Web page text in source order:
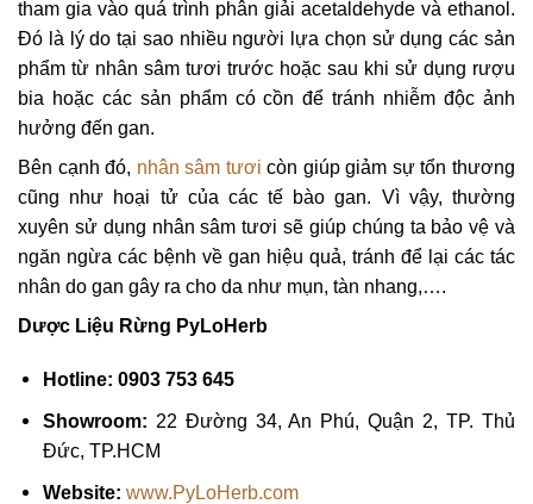
tham gia vào quá trình phân giải acetaldehyde và ethanol.
Đó là lý do tại sao nhiều người lựa chọn sử dụng các sản
phẩm từ nhân sâm tươi trước hoặc sau khi sử dụng rượu
bia hoặc các sản phẩm có cồn để tránh nhiễm độc ảnh
hưởng đến gan.
Bên cạnh đó, nhân sâm tươi còn giúp giảm sự tổn thương
cũng như hoại tử của các tế bào gan. Vì vậy, thường
xuyên sử dụng nhân sâm tươi sẽ giúp chúng ta bảo vệ và
ngăn ngừa các bệnh về gan hiệu quả, tránh để lại các tác
nhân do gan gây ra cho da như mụn, tàn nhang,….
Dược Liệu Rừng PyLoHerb
Hotline: 0903 753 645
Showroom: 22 Đường 34, An Phú, Quận 2, TP. Thủ
Đức, TP.HCM
Website: www.PyLoHerb.com